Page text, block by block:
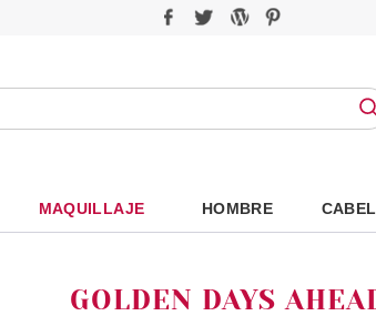
MAQUILLAJE HOMBRE
GOLDEN DAYS